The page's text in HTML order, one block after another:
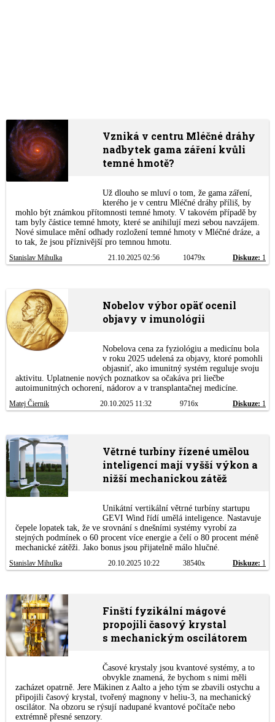
Vzniká v centru Mléčné dráhy
nadbytek gama záření kvůli
temné hmotě?
Už dlouho se mluví o tom, že gama záření,
kterého je v centru Mléčné dráhy příliš, by
mohlo být známkou přítomnosti temné hmoty. V takovém případě by
tam byly částice temné hmoty, které se anihilují mezi sebou navzájem.
Nové simulace mění odhady rozložení temné hmoty v Mléčné dráze, a
to tak, že jsou příznivější pro temnou hmotu.
Stanislav Mihulka 21.10.2025 02:56 10479x Diskuze: 1
Nobelov výbor opäť ocenil
objavy v imunológii
Nobelova cena za fyziológiu a medicínu bola
v roku 2025 udelená za objavy, ktoré pomohli
objasniť, ako imunitný systém reguluje svoju
aktivitu. Uplatnenie nových poznatkov sa očakáva pri liečbe
autoimunitných ochorení, nádorov a v transplantačnej medicíne.
Matej Čiernik 20.10.2025 11:32 9716x Diskuze: 1
Větrné turbíny řízené umělou
inteligencí mají vyšší výkon a
nižší mechanickou zátěž
Unikátní vertikální větrné turbíny startupu
GEVI Wind řídí umělá inteligence. Nastavuje
čepele lopatek tak, že ve srovnání s dnešními systémy vyrobí za
stejných podmínek o 60 procent více energie a čelí o 80 procent méně
mechanické zátěži. Jako bonus jsou přijatelně málo hlučné.
Stanislav Mihulka 20.10.2025 10:22 38540x Diskuze: 1
Finští fyzikální mágové
propojili časový krystal
s mechanickým oscilátorem
Časové krystaly jsou kvantové systémy, a to
obvykle znamená, že bychom s nimi měli
zacházet opatrně. Jere Mäkinen z Aalto a jeho tým se zbavili ostychu a
připojili časový krystal, tvořený magnony v heliu-3, na mechanický
oscilátor. Na obzoru se rýsují nadupané kvantové počítače nebo
extrémně přesné senzory.